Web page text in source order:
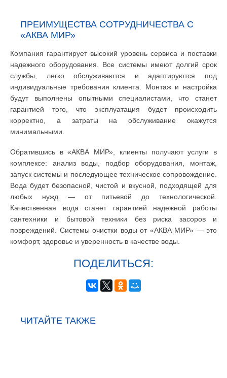
ПРЕИМУЩЕСТВА СОТРУДНИЧЕСТВА С
«АКВА МИР»
Компания гарантирует высокий уровень сервиса и поставки
надежного оборудования. Все системы имеют долгий срок
службы, легко обслуживаются и адаптируются под
индивидуальные требования клиента. Монтаж и настройка
будут выполнены опытными специалистами, что станет
гарантией того, что эксплуатация будет происходить
корректно, а затраты на обслуживание окажутся
минимальными.
Обратившись в «АКВА МИР», клиенты получают услуги в
комплексе: анализ воды, подбор оборудования, монтаж,
запуск системы и последующее техническое сопровождение.
Вода будет безопасной, чистой и вкусной, подходящей для
любых нужд — от питьевой до технологической.
Качественная вода станет гарантией надежной работы
сантехники и бытовой техники без риска засоров и
повреждений. Системы очистки воды от «АКВА МИР» — это
комфорт, здоровье и уверенность в качестве воды.
ПОДЕЛИТЬСЯ:
ЧИТАЙТЕ ТАКЖЕ